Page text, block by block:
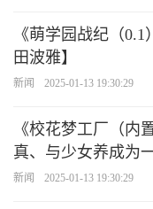
《萌学园战纪（
田波雅】
新闻 2025-01-13 19:30:29
《校花梦工厂（内
真、与少女养成为
新闻 2025-01-13 19:30:29